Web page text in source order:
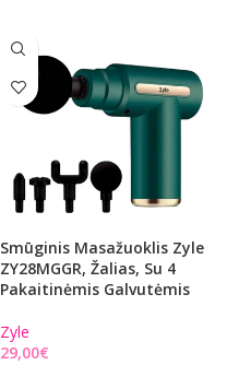
Smūginis Masažuoklis Zyle
ZY28MGGR, Žalias, Su 4
Pakaitinėmis Galvutėmis
Zyle
€